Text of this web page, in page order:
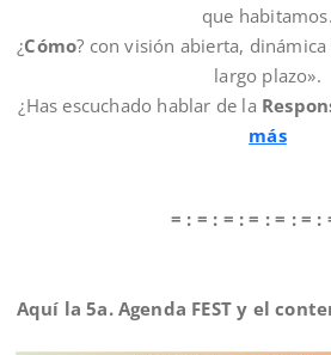
que habitamos.
¿Cómo? con visión abierta,
largo plazo».
¿Has escuchado hablar de la
más
= : = : = : = : = : = :
Aquí la 5a. Agenda FEST y el